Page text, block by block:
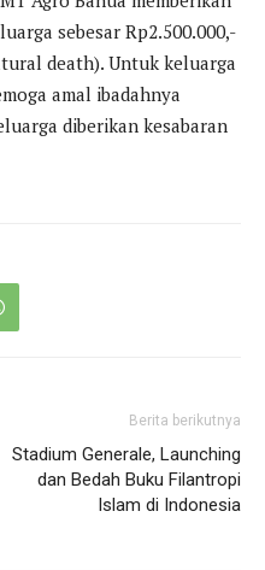
sebesar Rp2.500.000,-
death). Untuk keluarga
amal ibadahnya
diberikan kesabaran
Berita berikutnya
Stadium Generale, Launching
dan Bedah Buku Filantropi
Islam di Indonesia